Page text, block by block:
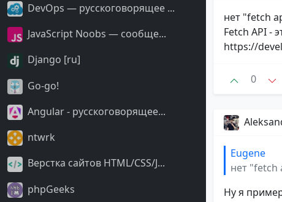
DevOps — русскоговорящее ...
JavaScript Noobs — сообще...
Django [ru]
Go-go!
Angular - русскоговорящее...
ntwrk
Верстка сайтов HTML/CSS/J...
phpGeeks
нет "fetch
Fetch API -
https://
0
Eugene
нет "fetch
Ну я